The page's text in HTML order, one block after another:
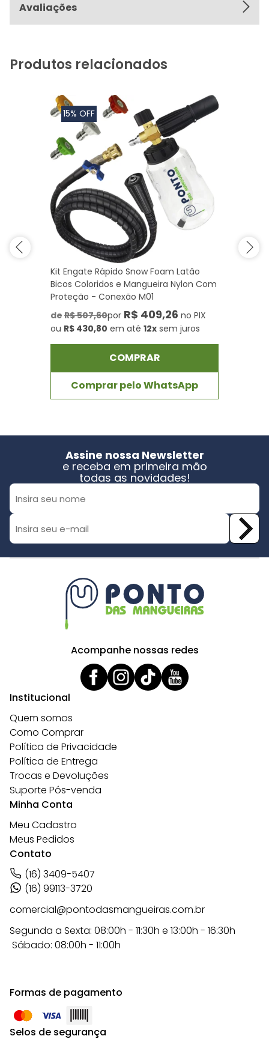
Avaliações
Produtos relacionados
15% OFF
Kit Engate Rápido Snow Foam Latão
Bicos Coloridos e Mangueira Nylon Com
Proteção - Conexão M01
de R$ 507,60por R$ 409,26 no PIX
ou R$ 430,80 em até 12x sem juros
COMPRAR
Comprar pelo WhatsApp
Assine nossa Newsletter
e receba em primeira mão
todas as novidades!
Acompanhe nossas redes
Institucional
Quem somos
Como Comprar
Política de Privacidade
Política de Entrega
Trocas e Devoluções
Suporte Pós-venda
Minha Conta
Meu Cadastro
Meus Pedidos
Contato
(16) 3409-5407
(16) 99113-3720
comercial@pontodasmangueiras.com.br
Segunda a Sexta: 08:00h - 11:30h e 13:00h - 16:30h
Sábado: 08:00h - 11:00h
Formas de pagamento
Selos de segurança